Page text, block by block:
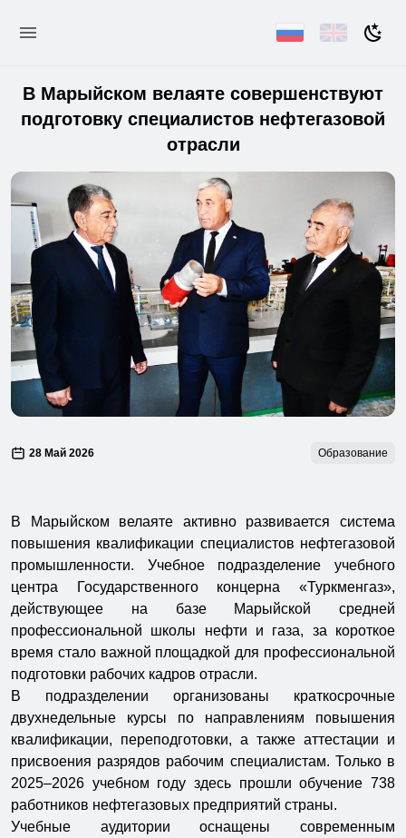
В Марыйском велаяте совершенствуют
подготовку специалистов нефтегазовой
отрасли
28 Май 2026 Образование
В Марыйском велаяте активно развивается система
повышения квалификации специалистов нефтегазовой
промышленности. Учебное подразделение учебного
центра Государственного концерна «Туркменгаз»,
действующее на базе Марыйской средней
профессиональной школы нефти и газа, за короткое
время стало важной площадкой для профессиональной
подготовки рабочих кадров отрасли.
В подразделении организованы краткосрочные
двухнедельные курсы по направлениям повышения
квалификации, переподготовки, а также аттестации и
присвоения разрядов рабочим специалистам. Только в
2025–2026 учебном году здесь прошли обучение 738
работников нефтегазовых предприятий страны.
Учебные аудитории оснащены современным